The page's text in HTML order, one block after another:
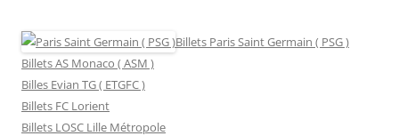
Billets Paris Saint Germain ( PSG )
Billets AS Monaco ( ASM )
Billes Evian TG ( ETGFC )
Billets FC Lorient
Billets LOSC Lille Métropole